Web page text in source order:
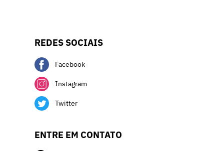
REDES SOCIAIS
Facebook
Instagram
Twitter
ENTRE EM CONTATO